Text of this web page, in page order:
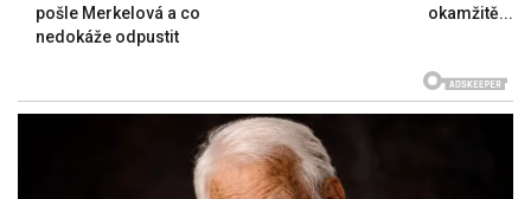
pošle Merkelová a co
nedokáže odpustit
okamžitě...